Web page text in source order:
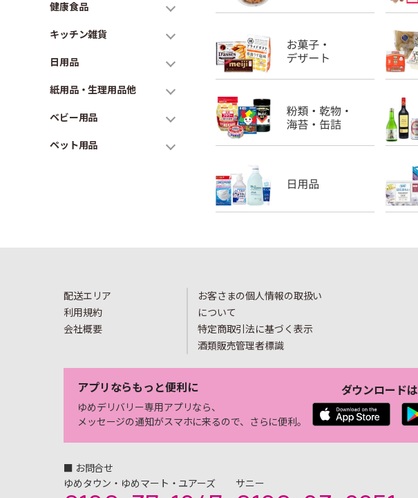
健康食品
キッチン雑貨
日用品
紙用品・生理用品他
ベビー用品
ペット用品
配送エリア
利用規約
会社概要
お客さまの個人情報の取扱い
について
特定商取引法に基づく表示
酒類販売管理者標識
アプリならもっと便利に
ゆめデリバリー専用アプリなら、
メッセージの通知がスマホに来るので、さらに便利。
ダウンロード
■ お問合せ
ゆめタウン・ゆめマート・ユアーズ
サニー